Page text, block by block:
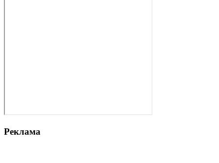
Реклама